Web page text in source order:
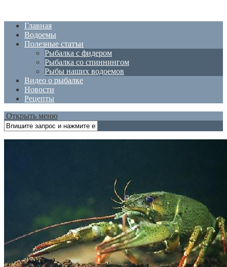
Главная
Водоемы
Полезные статъи
Рыбалка с фидером
Рыбалка со спиннингом
Рыбы наших водоемов
Видео о рыбалке
Новости
Рецепты
Открыть меню